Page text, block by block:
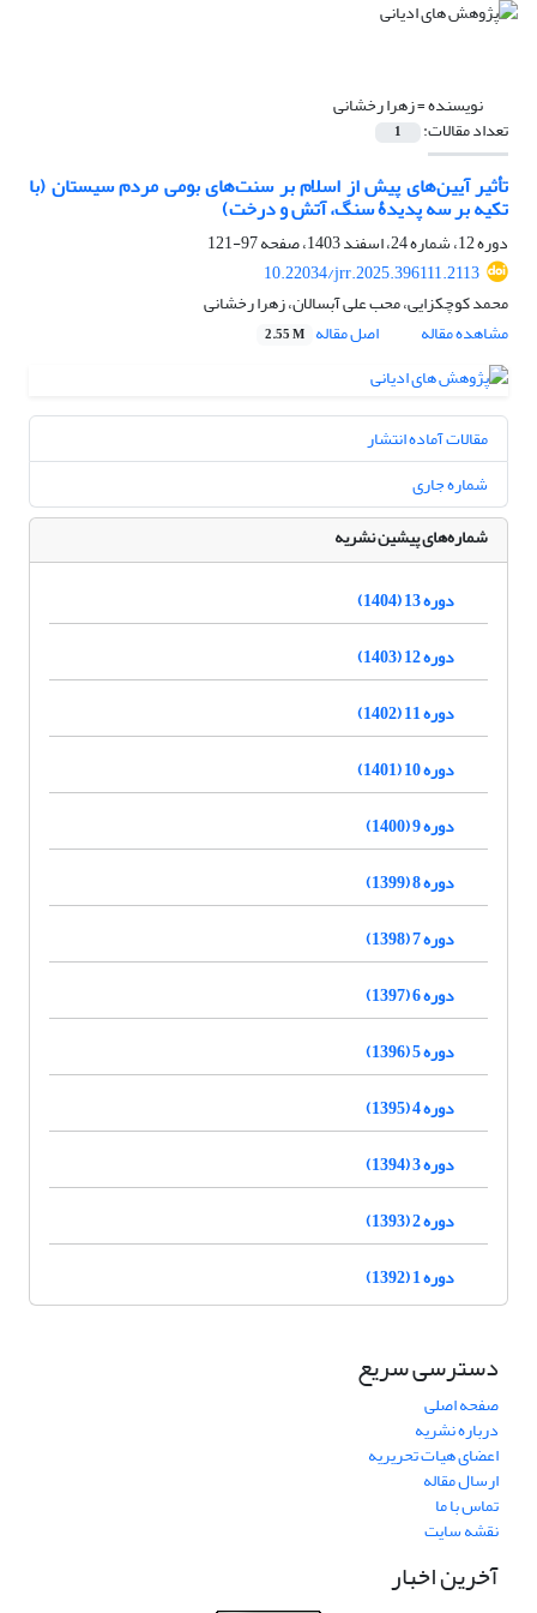
نویسنده =زهرا رخشانی
تعداد مقالات: 1
تأثیر آیین‌های پیش از اسلام بر سنت‌های بومی مردم سیستان (با
تکیه بر سه پدیدۀ سنگ، آتش و درخت)
دوره 12، شماره 24، اسفند 1403، صفحه
97-121
10.22034/jrr.2025.396111.2113
محمد کوچکزایی، محب علی آبسالان، زهرا رخشانی
مشاهده مقاله
اصل مقاله 2.55 M
مقالات آماده انتشار
شماره جاری
شماره‌های پیشین نشریه
دوره 13 (1404)
دوره 12 (1403)
دوره 11 (1402)
دوره 10 (1401)
دوره 9 (1400)
دوره 8 (1399)
دوره 7 (1398)
دوره 6 (1397)
دوره 5 (1396)
دوره 4 (1395)
دوره 3 (1394)
دوره 2 (1393)
دوره 1 (1392)
دسترسی سریع
صفحه اصلی
درباره نشریه
اعضای هیات تحریریه
ارسال مقاله
تماس با ما
نقشه سایت
آخرین اخبار